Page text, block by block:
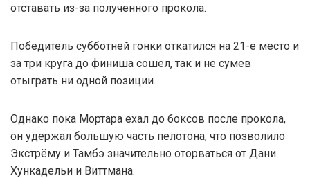
отставать из-за полученного прокола.
Победитель субботней гонки откатился на 21-е место и
за три круга до финиша сошел, так и не сумев
отыграть ни одной позиции.
Однако пока Мортара ехал до боксов после прокола,
он удержал большую часть пелотона, что позволило
Экстрёму и Тамбэ значительно оторваться от Дани
Хункадельи и Виттмана.